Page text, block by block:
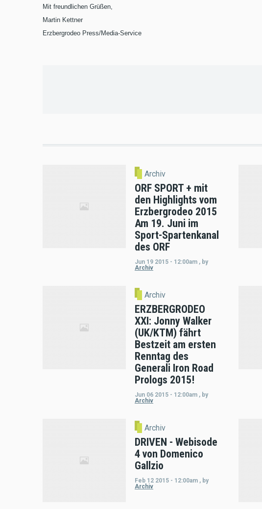
Mit freundlichen Grüßen,
Martin Kettner
Erzbergrodeo Press/Media-Service
Archiv
ORF SPORT + mit
den Highlights vom
Erzbergrodeo 2015
Am 19. Juni im
Sport-Spartenkanal
des ORF
Jun 19 2015 - 12:00am , by
Archiv
Archiv
ERZBERGRODEO
XXI: Jonny Walker
(UK/KTM) fährt
Bestzeit am ersten
Renntag des
Generali Iron Road
Prologs 2015!
Jun 06 2015 - 12:00am , by
Archiv
Archiv
DRIVEN - Webisode
4 von Domenico
Gallzio
Feb 12 2015 - 12:00am , by
Archiv